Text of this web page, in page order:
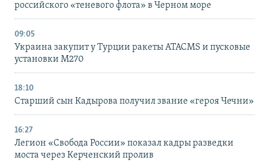
российского «теневого флота» в Черном море
09:05
Украина закупит у Турции ракеты ATACMS и пусковые
установки M270
18:10
Старший сын Кадырова получил звание «героя Чечни»
16:27
Легион «Свобода России» показал кадры разведки
моста через Керченский пролив